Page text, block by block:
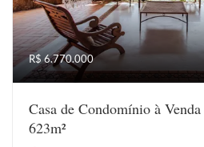
R$ 6.770.000
Casa de Condomínio à
623m²